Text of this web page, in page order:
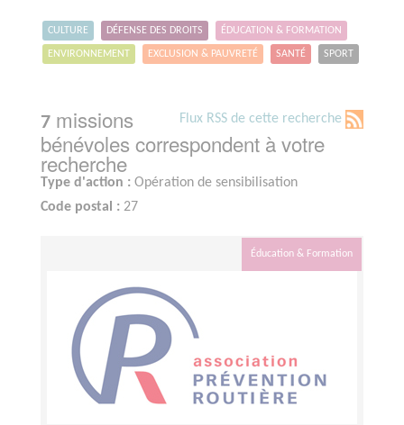
CULTURE DÉFENSE DES DROITS ÉDUCATION & FORMATION
ENVIRONNEMENT EXCLUSION & PAUVRETÉ SANTÉ SPORT
Flux RSS de cette recherche
7 missions
bénévoles correspondent à votre
recherche
Type d'action : Opération de sensibilisation
Code postal : 27
Éducation & Formation